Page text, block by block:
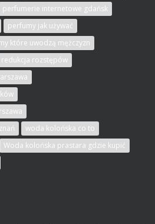
perfumerie internetowe gdańsk
perfumy jak używać
które uwodzą mężczyzn
redukcja rozstępów
woda kolońska co to
Woda kolońska prastara gdzie kupić